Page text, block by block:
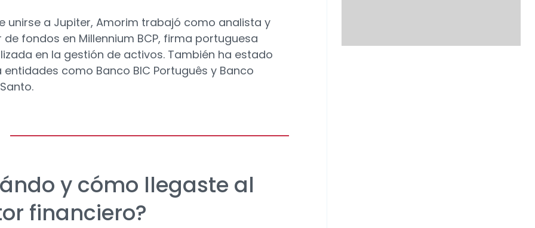
unirse a Jupiter, Amorim trabajó como analista y
fondos en Millennium BCP, firma portuguesa
en la gestión de activos. También ha estado
como Banco BIC Português y Banco
y cómo llegaste al
financiero?